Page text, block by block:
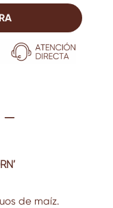
de maíz.